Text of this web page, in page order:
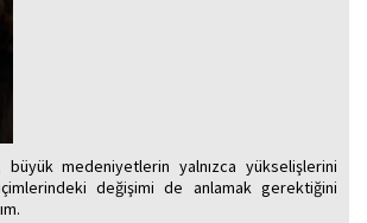
medeniyetlerin yalnızca yükselişlerini
değişimi de anlamak gerektiğini